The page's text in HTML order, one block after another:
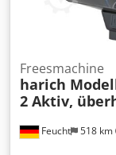
Feucht 518 km
Freesmachine
harich
2 Aktiv,